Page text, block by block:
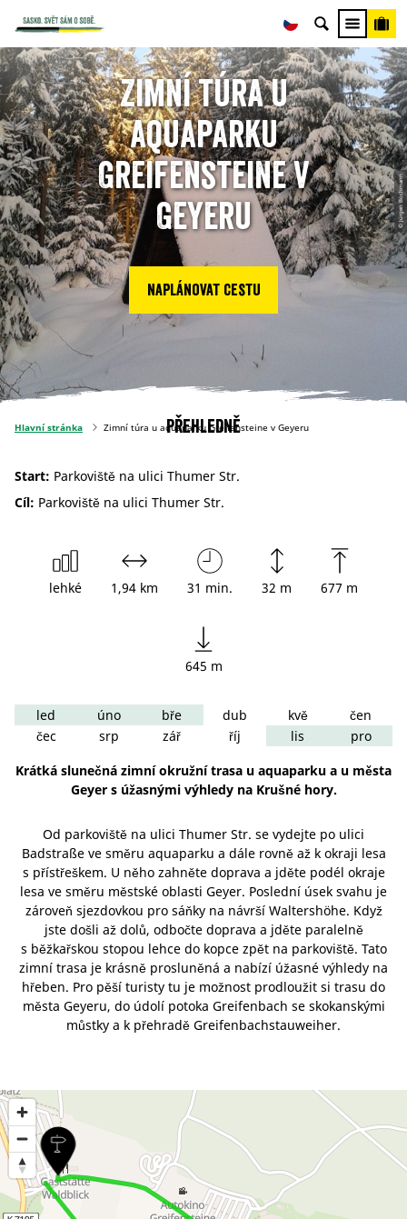
© Jürgen Bochmann
Zimní túra u
aquaparku
Greifensteine v
Geyeru
Naplánovat cestu
Hlavní stránka Zimní túra u aquaparku Greifensteine v Geyeru
Přehledně
Start: Parkoviště na ulici Thumer Str.
Cíl: Parkoviště na ulici Thumer Str.
lehké 1,94 km 31 min. 32 m 677 m
645 m
led úno bře dub kvě
čen
čec
srp zář říj lis pro
Krátká slunečná zimní okružní trasa u aquaparku a u města
Geyer s úžasnými výhledy na Krušné hory.
Od parkoviště na ulici Thumer Str. se vydejte po ulici
Badstraße ve směru aquaparku a dále rovně až k okraji lesa
s přístřeškem. U něho zahněte doprava a jděte podél okraje
lesa ve směru městské oblasti Geyer. Poslední úsek svahu je
zároveň sjezdovkou pro sáňky na návrší Waltershöhe. Když
jste došli až dolů, odbočte doprava a jděte paralelně
s běžkařskou stopou lehce do kopce zpět na parkoviště. Tato
zimní trasa je krásně prosluněná a nabízí úžasné výhledy na
hřeben. Pro pěší turisty tu je možnost prodloužit si trasu do
města Geyeru, do údolí potoka Greifenbach se skokanskými
můstky a k přehradě Greifenbachstauweiher.